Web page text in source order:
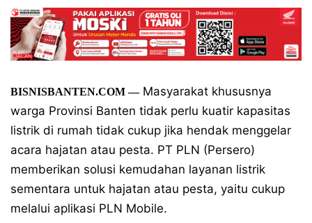
BISNISBANTEN.COM—Masyarakat khususnya
warga Provinsi Banten tidak perlu kuatir kapasitas
listrik di rumah tidak cukup jika hendak menggelar
acara hajatan atau pesta. PT PLN (Persero)
memberikan solusi kemudahan layanan listrik
sementara untuk hajatan atau pesta, yaitu cukup
melalui aplikasi PLN Mobile.